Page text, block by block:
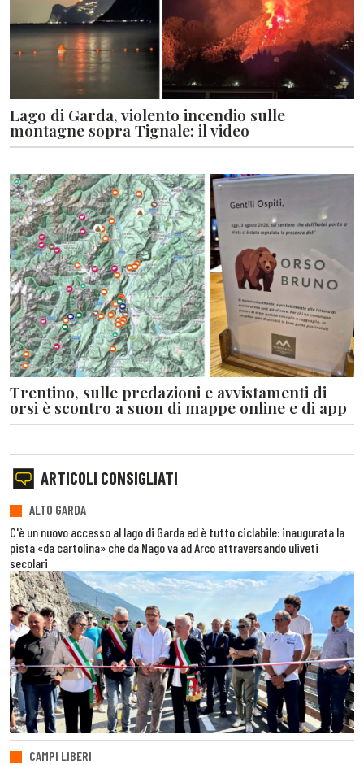
Lago di Garda, violento incendio sulle
montagne sopra Tignale: il video
Trentino, sulle predazioni e avvistamenti di
orsi è scontro a suon di mappe online e di app
ARTICOLI CONSIGLIATI
ALTO GARDA
C'è un nuovo accesso al lago di Garda ed è tutto ciclabile: inaugurata la
pista «da cartolina» che da Nago va ad Arco attraversando uliveti
secolari
CAMPI LIBERI